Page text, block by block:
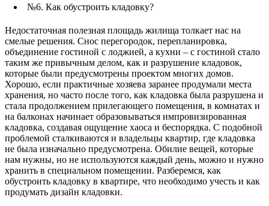
№6. Как обустроить кладовку?
Недостаточная полезная площадь жилища толкает нас на
смелые решения. Снос перегородок, перепланировка,
объединение гостиной с лоджией, а кухни – с гостиной стало
таким же привычным делом, как и разрушение кладовок,
которые были предусмотрены проектом многих домов.
Хорошо, если практичные хозяева заранее продумали места
хранения, но часто после того, как кладовка была разрушена и
стала продолжением прилегающего помещения, в комнатах и
на балконах начинает образовываться импровизированная
кладовка, создавая ощущение хаоса и беспорядка. С подобной
проблемой сталкиваются и владельцы квартир, где кладовка
не была изначально предусмотрена. Обилие вещей, которые
нам нужны, но не используются каждый день, можно и нужно
хранить в специальном помещении. Разберемся, как
обустроить кладовку в квартире, что необходимо учесть и как
продумать дизайн кладовки.